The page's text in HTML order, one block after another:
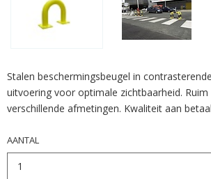
Stalen beschermingsbeugel in
uitvoering voor optimale zichtbaarheid.
verschillende afmetingen. Kwaliteit aan
AANTAL